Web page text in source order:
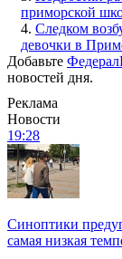
приморской
4. Следком
девочки в
Добавьте
новостей дня.
Реклама
Новости
19:28
Синоптики
самая низкая